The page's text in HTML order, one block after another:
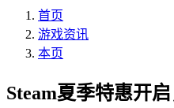
首页
游戏资讯
本页
Steam夏季特惠开